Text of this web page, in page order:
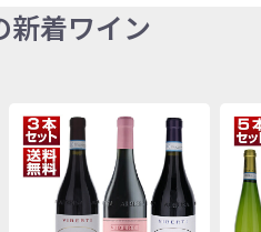
新着ワイン